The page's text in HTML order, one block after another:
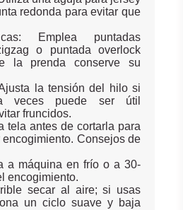
redonda para evitar que
Emplea puntadas
o puntada overlock
la prenda conserve su
la tensión del hilo si
veces puede ser útil
fruncidos.
tela antes de cortarla para
Consejos de
a máquina en frío o a 30-
encogimiento.
secar al aire; si usas
un ciclo suave y baja